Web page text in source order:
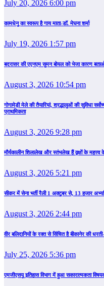
July 20, 2026 6:00 pm
कामधेनु का स्वरूप है गाय माता-डॉ. मेघना शर्मा
July 19, 2026 1:57 pm
बदरासर की एएनएम सुमन बोयल को भेजा कारण
August 3, 2026 10:54 pm
गोगामेड़ी मेले की तैयारियां, श्रद्धालुओं की सुविधा
प्राथमिकता
August 3, 2026 9:28 pm
मौर्यकालीन शिलालेख और स्तंभलेख हैं वृक्षों के महत्त्व
August 3, 2026 5:21 pm
सीकर में सेना भर्ती रैली 1 अक्टूबर से, 13 हजार
August 3, 2026 2:44 pm
वीर बलिदानियों के रक्त से सिंचित है बीकानेर की
July 25, 2026 5:36 pm
एमजीएसयू इतिहास विभाग में हुआ सकारात्मकता